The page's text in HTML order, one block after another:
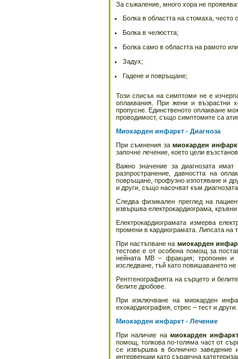
За съжаление, много хора не
Болка в областта на стомаха,
Болка в челюстта;
Болка само в областта на рамото
Задух;
Гадене и повръщане;
Този списък на симптоми не е
оплаквания. При жени и възрастни
пропусне. Единственото оплакване
проводимост, също симптомите са
Миокарден инфаркт - Диагноза
При съмнения за миокарден
започне лечение, което цели
Важно значение за диагнозата
разпространение, давността на
повръщане, профузно изпотяване и
и други, също насочват към диагнозата.
Следва физикален преглед на
извършва електрокардиограма,
Електрокардиограмата измерва
промени в кардиограмата. Липсата на
При настъпване на миокарден
тестове е от особена помощ за
нейната МВ – фракция; тропонин и
изследване, тъй като повишаването не
Рентгенографията на сърцето и
белите дробове.
При изключване на миокарден
ехокардиография, стрес – тест и други.
Миокарден инфаркт - Лечение
При наличие намиокарден инфаркт
помощ, толкова по-голяма част от
се извършва в болнично заведение
интервенции като сърдечна